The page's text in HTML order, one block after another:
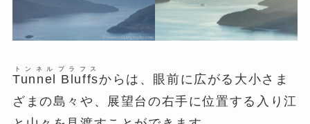
Tunnel
トンネル
Bluffs
ブラフス
からは、眼前に広がる大小さま
ざまの島々や、展望台の右手に位置する入り江